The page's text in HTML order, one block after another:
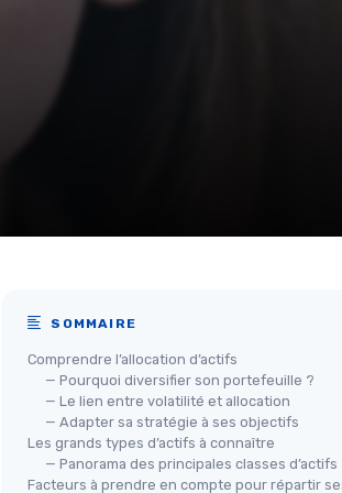
SOMMAIRE
Comprendre l’allocation d’actifs
— Pourquoi diversifier son portefeuille ?
— Le lien entre volatilité et allocation
— Adapter sa stratégie à ses objectifs
Les grands types d’actifs à connaître
— Panorama des principales classes d’actifs
Facteurs à prendre en compte pour répartir